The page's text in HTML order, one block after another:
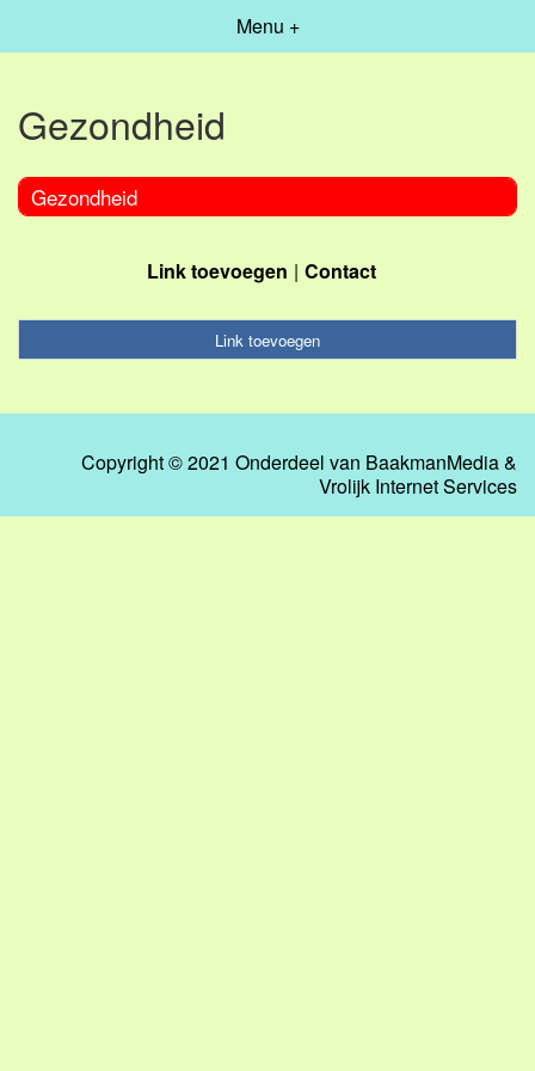
Menu +
Gezondheid
Gezondheid
Link toevoegen Contact
Link toevoegen
Copyright © 2021 Onderdeel van BaakmanMedia&
Vrolijk Internet Services